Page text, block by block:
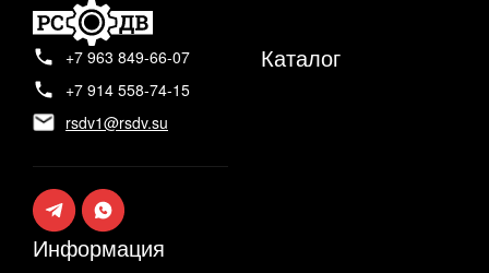
+7 963 849-66-07
+7 914 558-74-15
rsdv1@rsdv.su
Каталог
Информация